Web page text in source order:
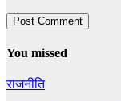
You missed
राजनीति